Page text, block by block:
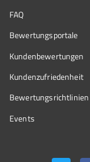
FAQ
Bewertungsportale
Kundenbewertungen
Kundenzufriedenheit
Bewertungs­richtlinien
Events